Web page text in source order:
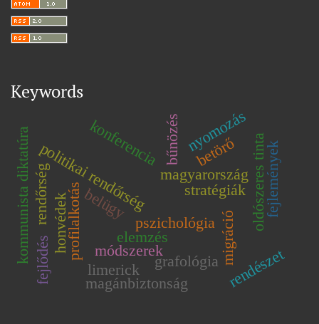
Keywords
politikai rendőrség
kommunista diktatúra magyarország
profilalkotás pszichológia
elemzés
oldószeres tinta
módszerek migráció
bűnözés
konferencia
limerick grafológia
betörő
nyomozás
rendészet
magánbiztonság
fejlemények
honvédek
stratégiák
rendőrség
fejlődés
belügy